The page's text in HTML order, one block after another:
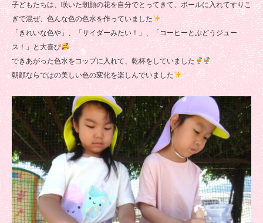
子どもたちは、咲いた朝顔の花を自分でとってきて、ボールに入れてすりこ
ぎで混ぜ、色んな色の色水を作っていました
「きれいな色や」、「サイダーみたい！」、「コーヒーとぶどうジュー
ス！」と大喜び
できあがった色水をコップに入れて、乾杯をしていました
朝顔ならではの美しい色の変化を楽しんでいました